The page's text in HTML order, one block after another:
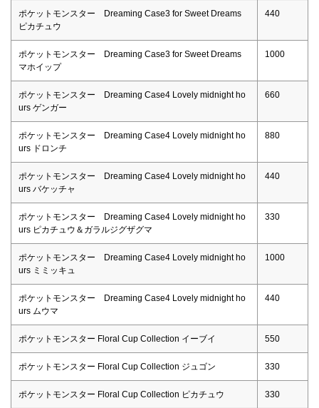
ポケットモンスター Dreaming Case3 for Sweet Dreams
ピカチュウ
440
ポケットモンスター Dreaming Case3 for Sweet Dreams
マホイップ
1000
ポケットモンスター Dreaming Case4 Lovely midnight ho
urs ゲンガー
660
ポケットモンスター Dreaming Case4 Lovely midnight ho
urs ドロンチ
880
ポケットモンスター Dreaming Case4 Lovely midnight ho
urs バケッチャ
440
ポケットモンスター Dreaming Case4 Lovely midnight ho
urs ピカチュウ＆ガラルジグザグマ
330
ポケットモンスター Dreaming Case4 Lovely midnight ho
urs ミミッキュ
1000
ポケットモンスター Dreaming Case4 Lovely midnight ho
urs ムウマ
440
ポケットモンスター Floral Cup Collection イーブイ 550
ポケットモンスター Floral Cup Collection ジュゴン 330
ポケットモンスター Floral Cup Collection ピカチュウ 330